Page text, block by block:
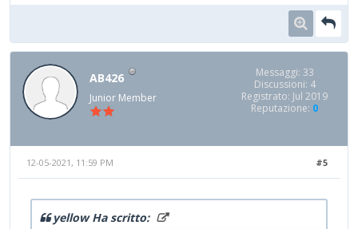
AB426
Junior Member
Messaggi: 33
Discussioni: 4
Registrato: Jul 2019
Reputazione: 0
#5
12-05-2021, 11:59 PM
yellow Ha scritto: